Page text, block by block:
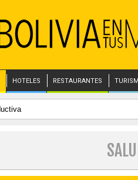
HOTELES RESTAURANTES